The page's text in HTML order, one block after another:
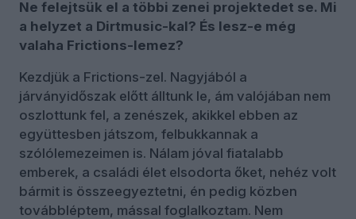
Ne felejtsük el a többi zenei projektedet se. Mi
a helyzet a Dirtmusic-kal? És lesz-e még
valaha Frictions-lemez?
Kezdjük a Frictions-zel. Nagyjából a
járványidőszak előtt álltunk le, ám valójában nem
oszlottunk fel, a zenészek, akikkel ebben az
együttesben játszom, felbukkannak a
szólólemezeimen is. Nálam jóval fiatalabb
emberek, a családi élet elsodorta őket, nehéz volt
bármit is összeegyeztetni, én pedig közben
továbbléptem, mással foglalkoztam. Nem